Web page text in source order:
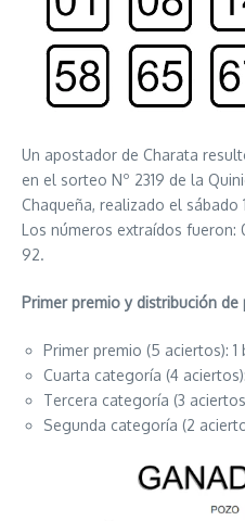
Un apostador de Charata
en el sorteo Nº 2319 de la
Chaqueña, realizado el sábado
Los números extraídos fueron:
92.
Primer premio y distribución de
Primer premio (5 aciertos):
Cuarta categoría (4
Tercera categoría (3
Segunda categoría (2